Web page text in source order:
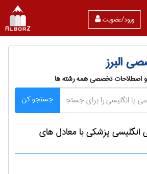
ورود/عضویت
البرز
و اصطلاحات تخصصی همه رشته ها
جستجو کن
پزشكی با معادل های